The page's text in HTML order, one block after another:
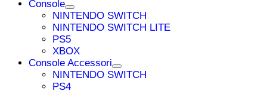
Console
NINTENDO SWITCH
NINTENDO SWITCH LITE
PS5
XBOX
Console Accessori
NINTENDO SWITCH
PS4